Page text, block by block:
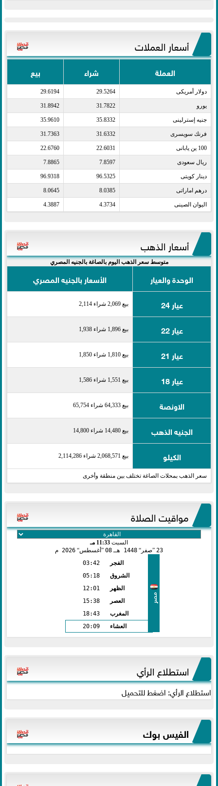
أسعار العملات
العملة شراء بيع
دولار أمريكى​ 29.5264
29.6194
يورو​ 31.7822
31.8942
جنيه إسترلينى​ 35.8332
35.9610
فرنك سويسرى​ 31.6332
31.7363
100 ين يابانى​ 22.6031
22.6760
ريال سعودى​ 7.8597
7.8865
دينار كويتى​ 96.5325
96.9318
درهم اماراتى​ 8.0385
8.0645
اليوان الصينى​ 4.3734
4.3887
أسعار الذهب
متوسط سعر الذهب اليوم بالصاغة بالجنيه المصري
الوحدة والعيار
الأسعار بالجنيه المصري
عيار 24
بيع 2,069 شراء 2,114
عيار 22 بيع 1,896 شراء 1,938
عيار 21 بيع 1,810 شراء 1,850
عيار 18 بيع 1,551 شراء 1,586
الاونصة بيع 64,333 شراء 65,754
الجنيه الذهب بيع 14,480 شراء 14,800
الكيلو بيع 2,068,571 شراء 2,114,286
سعر الذهب بمحلات الصاغة تختلف بين منطقة وأخرى
مواقيت الصلاة
السبت 11:33 مـ
23 صفر 1448 هـ 08 أغسطس 2026 م
مصر
الفجر
03:42
الشروق
05:18
الظهر
12:01
العصر
15:38
المغرب
18:43
العشاء
20:09
استطلاع الرأي
استطلاع الرأي: اضغط للتحميل
الفيس بوك